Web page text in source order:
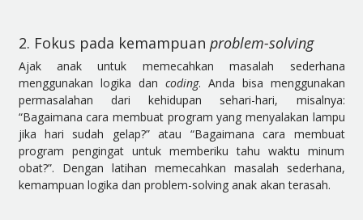
2. Fokus pada kemampuan problem-solving
Ajak anak untuk memecahkan masalah sederhana
menggunakan logika dan coding. Anda bisa menggunakan
permasalahan dari kehidupan sehari-hari, misalnya:
“Bagaimana cara membuat program yang menyalakan lampu
jika hari sudah gelap?” atau “Bagaimana cara membuat
program pengingat untuk memberiku tahu waktu minum
obat?”. Dengan latihan memecahkan masalah sederhana,
kemampuan logika dan problem-solving anak akan terasah.